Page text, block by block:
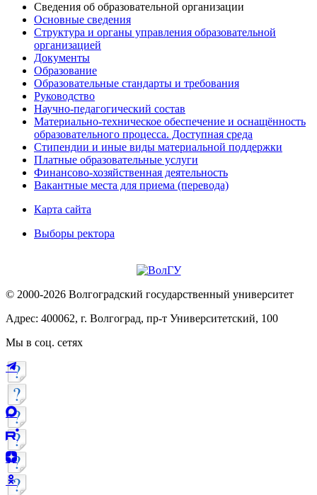
Сведения об образовательной организации
Основные сведения
Структура и органы управления образовательной
организацией
Документы
Образование
Образовательные стандарты и требования
Руководство
Научно-педагогический состав
Материально-техническое обеспечение и оснащённость
образовательного процесса. Доступная среда
Стипендии и иные виды материальной поддержки
Платные образовательные услуги
Финансово-хозяйственная деятельность
Вакантные места для приема (перевода)
Карта сайта
Выборы ректора
© 2000-2026 Волгоградский государственный университет
Адрес: 400062, г. Волгоград, пр-т Университетский, 100
Мы в соц. сетях